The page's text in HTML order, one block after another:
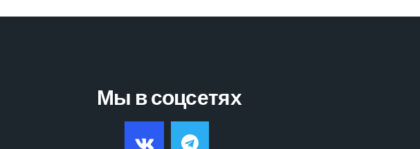
Мы в соцсетях